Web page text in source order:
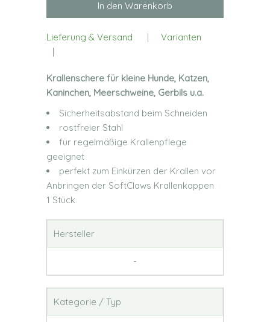
Lieferung & Versand |
Varianten
|
Krallenschere für kleine Hunde, Katzen,
Kaninchen, Meerschweine, Gerbils u.a.
Sicherheitsabstand beim Schneiden
rostfreier Stahl
für regelmäßige Krallenpflege
geeignet
perfekt zum Einkürzen der Krallen vor
Anbringen der SoftClaws Krallenkappen
1 Stück
Hersteller
-
Kategorie / Typ